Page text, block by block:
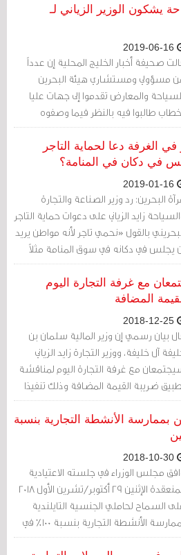
يشكون الوزير الزياني لـ
صحيفة أخبار الخليج المحلية إن عدداً
مسؤولي ومستشاري هيئة البحرين
والمعارض تقدموا إلى جهات عليا
طالبوا فيه بالنظر فيما وصفوه
وممارسات رئيس مجلس إدارة
(وزير الصناعة والتجارة والسياحة زايد
الغرفة دعا لحماية التاجر
في دكان في المنامة؟
البحرين: رد وزير الصناعة والتجارة
زايد الزياني على دعوات حماية التاجر
بالقول «نحمي تاجر لأنه مواطن يريد
يجلس في دكانه في سوق المنامة مثلاً
ذات النموذج التجاري الذي كان
قبل عقود».
مع غرفة التجارة اليوم
المضافة
بيان رسمي إن وزير المالية سلمان بن
آل خليفة، ووزير التجارة زايد الزياني
مع غرفة التجارة اليوم لمناقشة
ضريبة القيمة المضافة وذلك تنفيذا
حمد بن عيسى آل خليفة ملك
بممارسة الأنشطة التجارية بنسبة
مجلس الوزراء في جلسته الاعتيادية
المنعقدة الإثنين 29 أكتوبر/تشرين الأول 2018
السماح لحاملي الجنسية التايلندية
بممارسة الأنشطة التجارية بنسبة 100% في
مدينة التنين